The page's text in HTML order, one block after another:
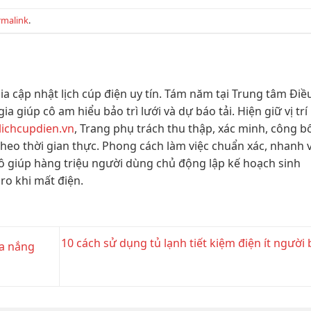
.
cập nhật lịch cúp điện uy tín. Tám năm tại Trung tâm
giúp cô am hiểu bảo trì lưới và dự báo tải. Hiện giữ vị trí
, Trang phụ trách thu thập, xác minh, công
thời gian thực. Phong cách làm việc chuẩn xác, nhanh
giúp hàng triệu người dùng chủ động lập kế hoạch sinh
khi mất điện.
nắng 10 cách sử dụng tủ lạnh tiết kiệm điện ít người